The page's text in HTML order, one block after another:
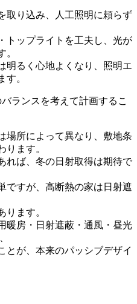
取り込み、人工照明に頼らず
トップライトを工夫し、光が
。
明るく心地よくなり、照明エ
す。
ランスを考えて計画するこ
場所によって異なり、敷地条
ります。
れば、冬の日射取得は期待で
ですが、高断熱の家は日射遮
ります。
暖房・日射遮蔽・通風・昼光
とが、本来のパッシブデザイ